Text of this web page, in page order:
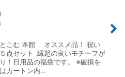
)
こむ 本館 オススメ品！ 祝い
点セット 縁起の良いモチーフが
！日用品の福袋です。 ※破損を
カートン内…